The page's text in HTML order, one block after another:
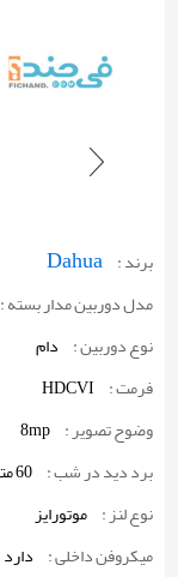
برند : Dahua
مدل دوربین مدار بسته :
نوع دوربین : دام
فرمت : HDCVI
وضوح تصویر : 8mp
برد دید در شب : 60 متر
نوع لنز : موتورایز
میکروفن داخلی : دارد